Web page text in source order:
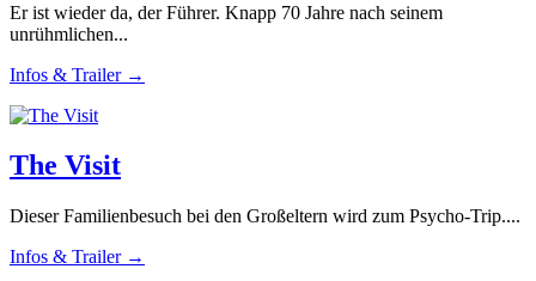
Er ist wieder da, der Führer. Knapp 70 Jahre nach seinem
unrühmlichen...
Infos & Trailer →
The Visit
Dieser Familienbesuch bei den Großeltern wird zum Psycho-Trip....
Infos & Trailer →